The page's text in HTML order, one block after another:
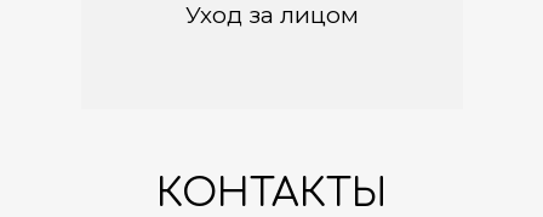
Уход за лицом
КОНТАКТЫ